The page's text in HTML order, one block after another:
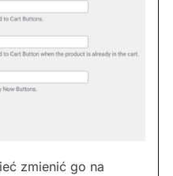
zmienić go na